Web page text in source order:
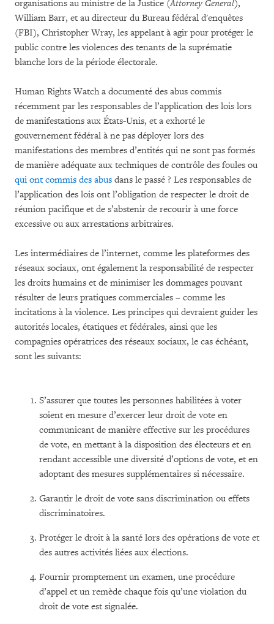
organisations au ministre de la Justice (Attorney General),
William Barr, et au directeur du Bureau fédéral d'enquêtes
(FBI), Christopher Wray, les appelant à agir pour protéger le
public contre les violences des tenants de la suprématie
blanche lors de la période électorale.
Human Rights Watch a documenté des abus commis
récemment par les responsables de l’application des lois lors
de manifestations aux États-Unis, et a exhorté le
gouvernement fédéral à ne pas déployer lors des
manifestations des membres d’entités qui ne sont pas formés
de manière adéquate aux techniques de contrôle des foules ou
qui ont commis des abus dans le passé ? Les responsables de
l’application des lois ont l’obligation de respecter le droit de
réunion pacifique et de s’abstenir de recourir à une force
excessive ou aux arrestations arbitraires.
Les intermédiaires de l’internet, comme les plateformes des
réseaux sociaux, ont également la responsabilité de respecter
les droits humains et de minimiser les dommages pouvant
résulter de leurs pratiques commerciales – comme les
incitations à la violence. Les principes qui devraient guider les
autorités locales, étatiques et fédérales, ainsi que les
compagnies opératrices des réseaux sociaux, le cas échéant,
sont les suivants:
S’assurer que toutes les personnes habilitées à voter
soient en mesure d’exercer leur droit de vote en
communicant de manière effective sur les procédures
de vote, en mettant à la disposition des électeurs et en
rendant accessible une diversité d’options de vote, et en
adoptant des mesures supplémentaires si nécessaire.
Garantir le droit de vote sans discrimination ou effets
discriminatoires.
Protéger le droit à la santé lors des opérations de vote et
des autres activités liées aux élections.
Fournir promptement un examen, une procédure
d’appel et un remède chaque fois qu’une violation du
droit de vote est signalée.